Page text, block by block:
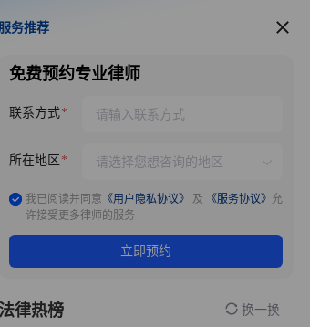
服务推荐
服务推荐
免费预约专业律师
联系方式
所在地区
我已阅读并同意 《用户隐私协议》 及 《服务协议》 允
许接受更多律师的服务
立即预约
法律热榜 换一换